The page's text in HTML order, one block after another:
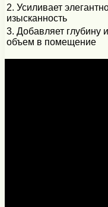
2. Усиливает
изысканность
3. Добавляет глубину и
объем в помещение